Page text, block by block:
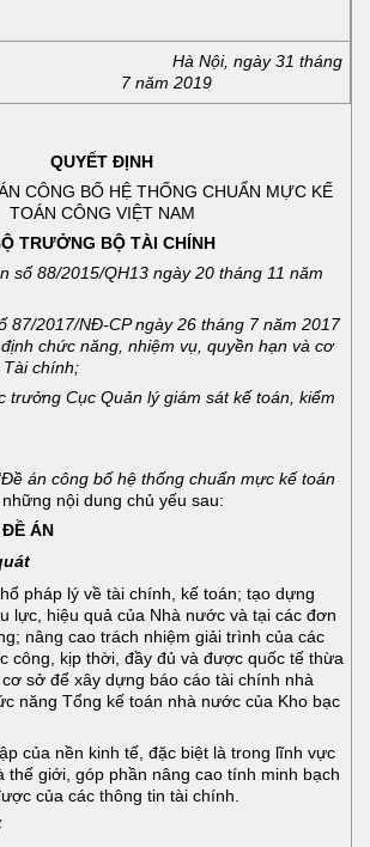
Hà Nội, ngày 31 tháng
7 năm 2019
QUYẾT ĐỊNH
CÔNG BỐ HỆ THỐNG CHUẨN MỰC KẾ
TOÁN CÔNG VIỆT NAM
TRƯỞNG BỘ TÀI CHÍNH
số 88/2015/QH13 ngày 20 tháng 11 năm
87/2017/NĐ-CP ngày 26 tháng 7 năm 2017
chức năng, nhiệm vụ, quyền hạn và cơ
chính;
trưởng Cục Quản lý giám sát kế toán, kiểm
án công bố hệ thống chuẩn mực kế toán
nội dung chủ yếu sau:
ĐỀ ÁN
pháp lý về tài chính, kế toán; tạo dựng
lực, hiệu quả của Nhà nước và tại các đơn
nâng cao trách nhiệm giải trình của các
công, kịp thời, đầy đủ và được quốc tế thừa
sở để xây dựng báo cáo tài chính nhà
năng Tổng kế toán nhà nước của Kho bạc
của nền kinh tế, đặc biệt là trong lĩnh vực
thế giới, góp phần nâng cao tính minh bạch
của các thông tin tài chính.